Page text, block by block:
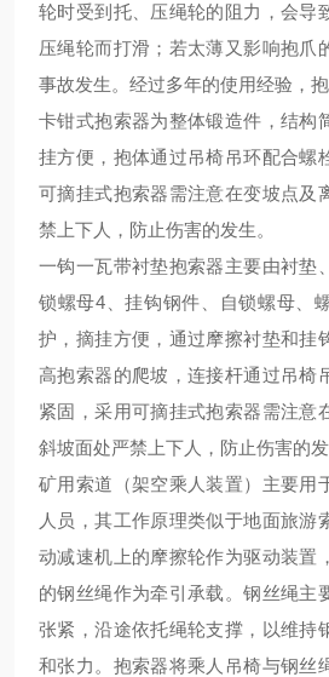
轮时受到托、压绳轮的阻力，会导
压绳轮而打滑；若太薄又影响抱爪
事故发生。经过多年的使用经验，
卡钳式抱索器为整体锻造件，结构
挂方便，抱体通过吊椅吊环配合螺
可摘挂式抱索器需注意在变坡点及
禁上下人，防止伤害的发生。
一钩一瓦带衬垫抱索器主要由衬垫
锁螺母4、挂钩钢件、自锁螺母、
护，摘挂方便，通过摩擦衬垫和挂
高抱索器的爬坡，连接杆通过吊椅
紧固，采用可摘挂式抱索器需注意
斜坡面处严禁上下人，防止伤害的发
矿用索道（架空乘人装置）主要用
人员，其工作原理类似于地面旅游
动减速机上的摩擦轮作为驱动装置
的钢丝绳作为牵引承载。钢丝绳主
张紧，沿途依托绳轮支撑，以维持
和张力。抱索器将乘人吊椅与钢丝